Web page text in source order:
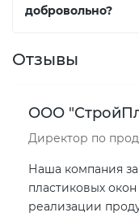
добровольно?
Отзывы
ООО
Директор по
Наша компания
пластиковых
реализации